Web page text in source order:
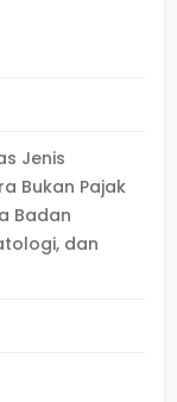
Jenis
Bukan Pajak
Badan
dan